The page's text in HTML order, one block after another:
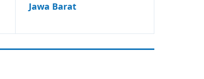
Jawa Barat